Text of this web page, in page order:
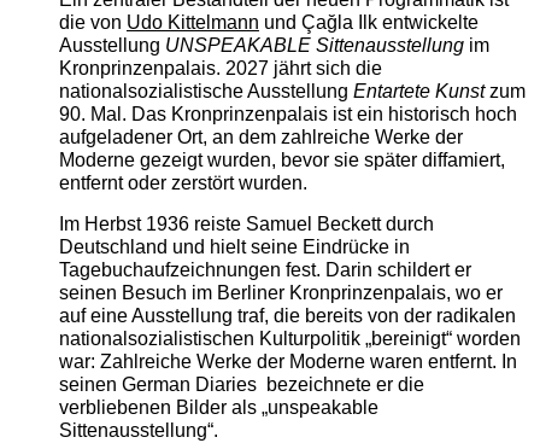
die von Udo Kittelmann und Çağla Ilk entwickelte
Ausstellung UNSPEAKABLE Sittenausstellungim
Kronprinzenpalais. 2027 jährt sich die
nationalsozialistische Ausstellung Entartete Kunstzum
90. Mal. Das Kronprinzenpalais ist ein historisch hoch
aufgeladener Ort, an dem zahlreiche Werke der
Moderne gezeigt wurden, bevor sie später diffamiert,
entfernt oder zerstört wurden.
Im Herbst 1936 reiste Samuel Beckett durch
Deutschland und hielt seine Eindrücke in
Tagebuchaufzeichnungen fest. Darin schildert er
seinen Besuch im Berliner Kronprinzenpalais, wo er
auf eine Ausstellung traf, die bereits von der radikalen
nationalsozialistischen Kulturpolitik „bereinigt“ worden
war: Zahlreiche Werke der Moderne waren entfernt. In
seinen German Diaries bezeichnete er die
verbliebenen Bilder als „unspeakable
Sittenausstellung“.